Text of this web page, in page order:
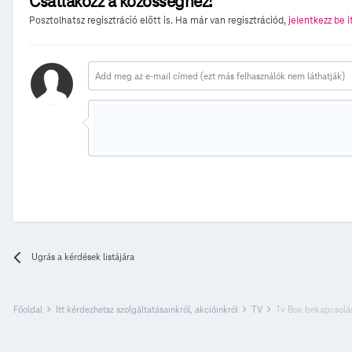
Posztolhatsz regisztráció előtt is. Ha már van regisztrációd,jelentkezz be
Ugrás a kérdések listájára
Főoldal Itt kérdezhetsz szolgáltatásainkról, akcióinkról TV Tv Box